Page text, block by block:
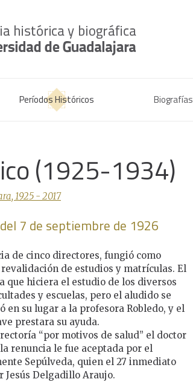
Períodos Históricos Biografías
(1925-1934)
1925 - 2017
7 de septiembre de 1926
de cinco directores, fungió como
de estudios y matrículas. El
que hiciera el estudio de los diversos
y escuelas, pero el aludido se
en su lugar a la profesora Robledo, y el
prestara su ayuda.
“por motivos de salud” el doctor
renuncia le fue aceptada por el
Sepúlveda, quien el 27 inmediato
Delgadillo Araujo.